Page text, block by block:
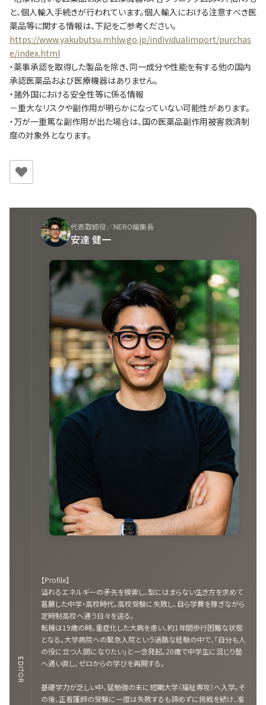
と、個人輸入手続きが行われています。個人輸入における注意すべき医
薬品等に関する情報は、下記をご参考ください。
https://www.yakubutsu.mhlw.go.jp/individualimport/purchas
e/index.html
・薬事承認を取得した製品を除き、同一成分や性能を有する他の国内
承認医薬品および医療機器はありません。
・諸外国における安全性等に係る情報
－重大なリスクや副作用が明らかになっていない可能性があります。
・万が一重篤な副作用が出た場合は、国の医薬品副作用被害救済制
度の対象外となります。
EDITOR
代表取締役／NERO編集長
安達 健一
【Profile】
溢れるエネルギーの矛先を模索し、型にはまらない生き方を求めて
葛藤した中学・高校時代。高校受験に失敗し、自ら学費を稼ぎながら
定時制高校へ通う日々を送る。
転機は19歳の時。重症化した大病を患い、約1年間歩行困難な状態
となる。大学病院への緊急入院という過酷な経験の中で、「自分も人
の役に立つ人間になりたい」と一念発起。20歳で中学生に混じり塾
へ通い直し、ゼロからの学びを再開する。
基礎学力が乏しい中、猛勉強の末に短期大学（福祉専攻）へ入学。そ
の後、正看護師の受験に一度は失敗するも諦めずに挑戦を続け、准